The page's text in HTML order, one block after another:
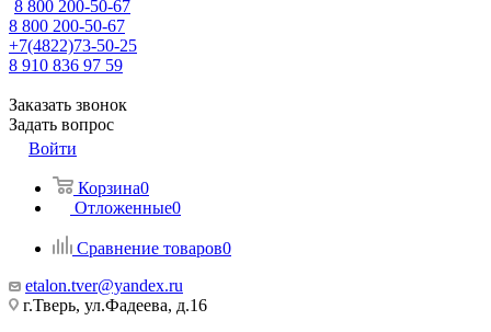
8 800 200-50-67
8 800 200-50-67
+7(4822)73-50-25
8 910 836 97 59
Заказать звонок
Задать вопрос
Войти
Корзина0
Отложенные0
Сравнение товаров0
etalon.tver@yandex.ru
г.Тверь, ул.Фадеева, д.16